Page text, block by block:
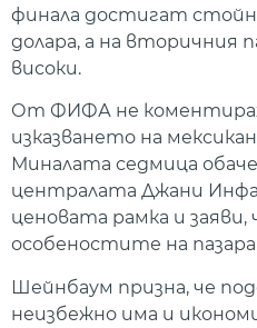
финала достигат
долара, а на вторичния
високи.
От ФИФА не
изказването на
Миналата седмица
централата Джани
ценовата рамка и заяви,
особеностите на
Шейнбаум призна, че
неизбежно има и